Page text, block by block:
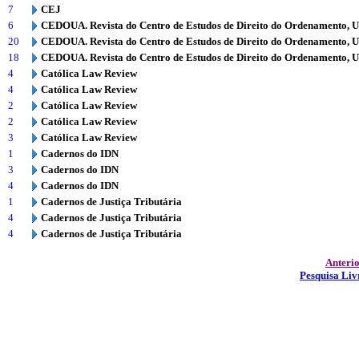
7
CEJ
6
CEDOUA. Revista do Centro de Estudos de Direito do Ordenamento,
20
CEDOUA. Revista do Centro de Estudos de Direito do Ordenamento,
18
CEDOUA. Revista do Centro de Estudos de Direito do Ordenamento,
4
Católica Law Review
4
Católica Law Review
2
Católica Law Review
2
Católica Law Review
3
Católica Law Review
1
Cadernos do IDN
3
Cadernos do IDN
4
Cadernos do IDN
1
Cadernos de Justiça Tributária
4
Cadernos de Justiça Tributária
4
Cadernos de Justiça Tributária
Pesquisa